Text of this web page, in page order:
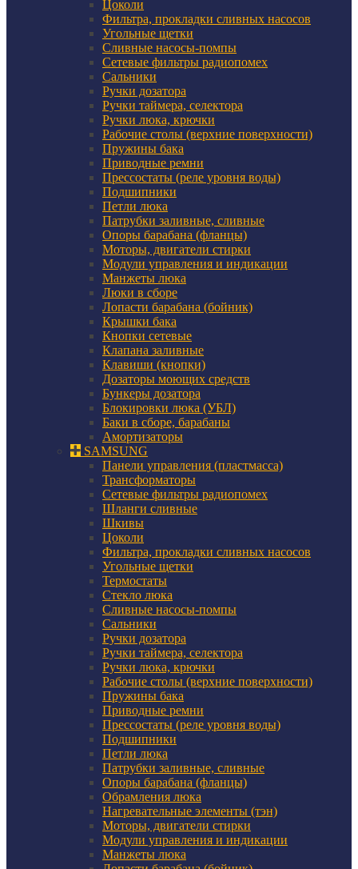
Цоколи
Фильтра, прокладки сливных насосов
Угольные щетки
Сливные насосы-помпы
Сетевые фильтры радиопомех
Сальники
Ручки дозатора
Ручки таймера, селектора
Ручки люка, крючки
Рабочие столы (верхние поверхности)
Пружины бака
Приводные ремни
Прессостаты (реле уровня воды)
Подшипники
Петли люка
Патрубки заливные, сливные
Опоры барабана (фланцы)
Моторы, двигатели стирки
Модули управления и индикации
Манжеты люка
Люки в сборе
Лопасти барабана (бойник)
Крышки бака
Кнопки сетевые
Клапана заливные
Клавиши (кнопки)
Дозаторы моющих средств
Бункеры дозатора
Блокировки люка (УБЛ)
Баки в сборе, барабаны
Амортизаторы
SAMSUNG
Панели управления (пластмасса)
Трансформаторы
Сетевые фильтры радиопомех
Шланги сливные
Шкивы
Цоколи
Фильтра, прокладки сливных насосов
Угольные щетки
Термостаты
Стекло люка
Сливные насосы-помпы
Сальники
Ручки дозатора
Ручки таймера, селектора
Ручки люка, крючки
Рабочие столы (верхние поверхности)
Пружины бака
Приводные ремни
Прессостаты (реле уровня воды)
Подшипники
Петли люка
Патрубки заливные, сливные
Опоры барабана (фланцы)
Обрамления люка
Нагревательные элементы (тэн)
Моторы, двигатели стирки
Модули управления и индикации
Манжеты люка